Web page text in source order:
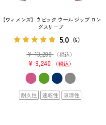
【ウィメンズ】ウビック ウール ジップ ロン
グスリーブ
5.0 （5）
¥ 13,200 （税込）
¥ 9,240 税込
耐久性 速乾性 吸湿性